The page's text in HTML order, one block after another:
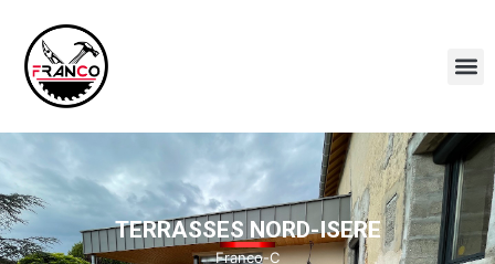
TERRASSES NORD-ISERE
Franco-C